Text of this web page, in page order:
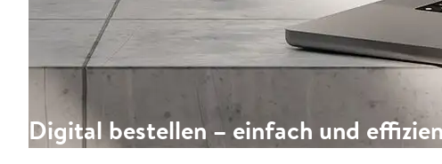
Digital bestellen – einfach und